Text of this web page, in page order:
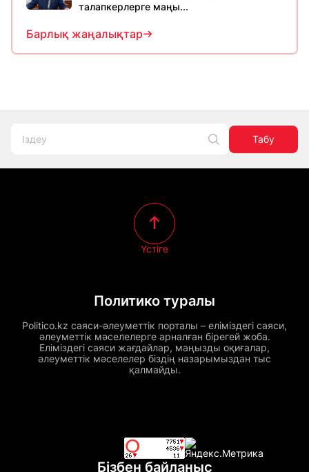
талапкерлерге маңы...
Барлық жаңалықтар
Табу
Политико туралы
Politico.kz саяси-әлеуметтік порталы – еліміздегі саяси,
әлеуметтік мәселелерге арналған бірегей жоба.
Еліміздегі саяси жағдайлар, маңызды оқиғалар,
әлеуметтік мәселелер біздің назарымыздан тыс
қалмайды.
Үстіге
Бізбен байланыс